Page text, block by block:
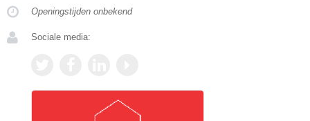
Openingstijden onbekend
Sociale media: